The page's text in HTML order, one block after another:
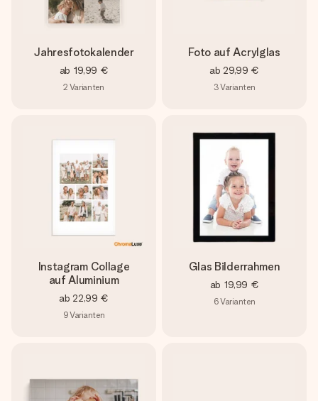
Jahresfotokalender
ab 19,99 €
2 Varianten
Foto auf Acrylglas
ab 29,99 €
3Varianten
Instagram Collage
auf Aluminium
ab 22,99 €
9Varianten
Glas Bilderrahmen
ab 19,99 €
6Varianten